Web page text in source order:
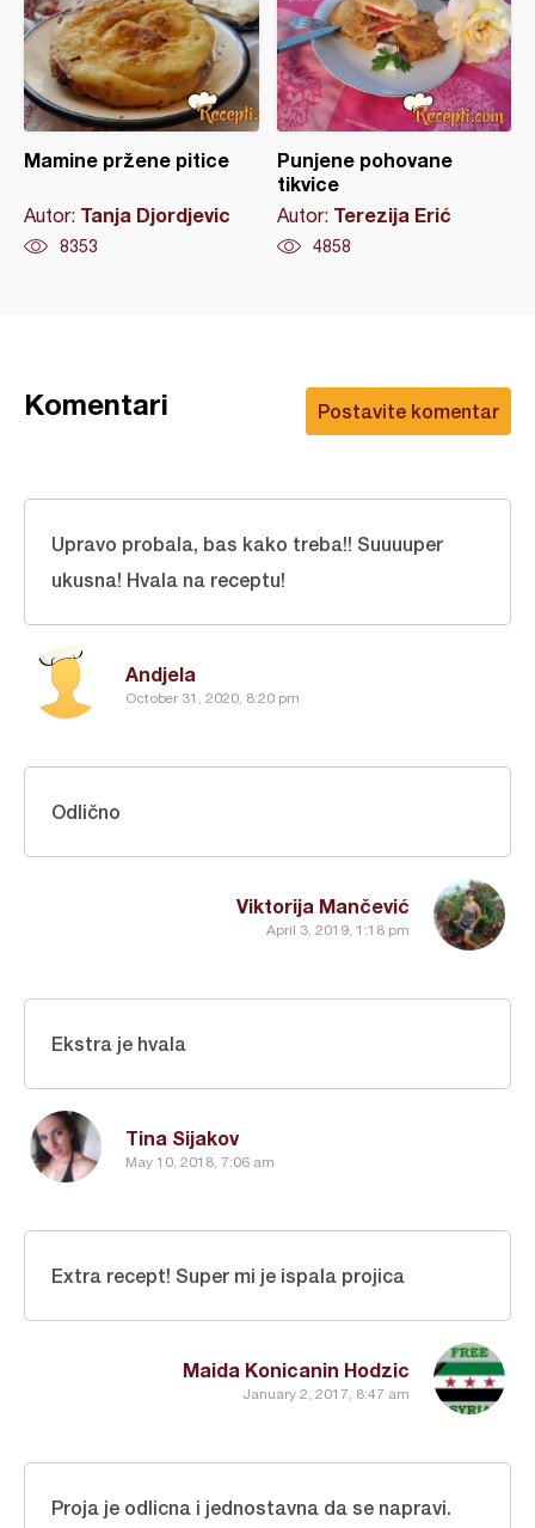
Mamine pržene pitice
Autor: Tanja Djordjevic
8353
Punjene pohovane
tikvice
Autor: Terezija Erić
4858
Postavite komentar
Komentari
Andjela
October 31, 2020, 8:20 pm
Upravo probala, bas kako treba!! Suuuuper
ukusna! Hvala na receptu!
Viktorija Mančević
April 3, 2019, 1:18 pm
Odlično
Tina Sijakov
May 10, 2018, 7:06 am
Ekstra je hvala
Maida Konicanin Hodzic
January 2, 2017, 8:47 am
Extra recept! Super mi je ispala projica
Proja je odlicna i jednostavna da se napravi.